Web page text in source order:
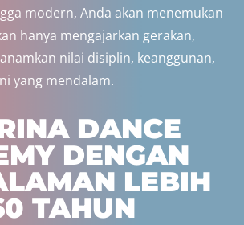
modern, Anda akan menemukan
hanya mengajarkan gerakan,
nilai disiplin, keanggunan,
yang mendalam.
DANCE
DENGAN
LEBIH
TAHUN